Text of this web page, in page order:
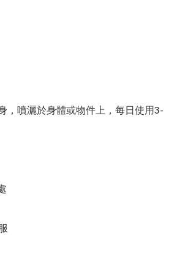
，噴灑於身體或物件上，每日使用3-